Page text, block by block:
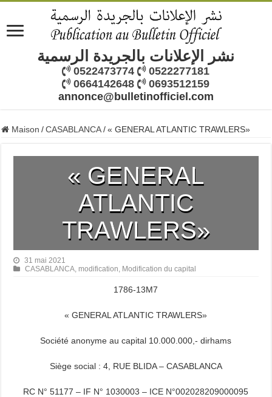
نشر الإعلانات بالجريدة الرسمية
0522473774
0522277181
0664142648
0693512159
annonce@bulletinofficiel.com
Maison / CASABLANCA / « GENERAL ATLANTIC TRAWLERS»
« GENERAL
ATLANTIC
TRAWLERS»
31 mai 2021
CASABLANCA, modification, Modification du capital
1786-13M7
« GENERAL ATLANTIC TRAWLERS»
Société anonyme au capital 10.000.000,- dirhams
Siège social : 4, RUE BLIDA – CASABLANCA
RC N° 51177 – IF N° 1030003 – ICE N°002028209000095